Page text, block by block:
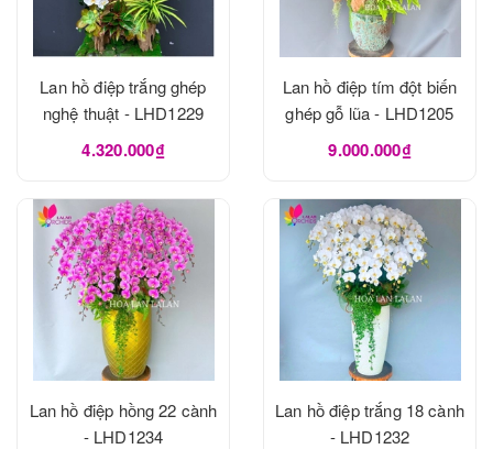
Lan hồ điệp trắng ghép
nghệ thuật - LHD1229
4.320.000₫
Lan hồ điệp tím đột biến
ghép gỗ lũa - LHD1205
9.000.000₫
Lan hồ điệp hồng 22 cành
- LHD1234
Lan hồ điệp trắng 18 cành
- LHD1232